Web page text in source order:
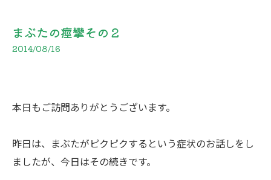
まぶたの痙攣その２
2014/08/16
本日もご訪問ありがとうございます。
昨日は、まぶたがピクピクするという症状のお話しをし
ましたが、今日はその続きです。